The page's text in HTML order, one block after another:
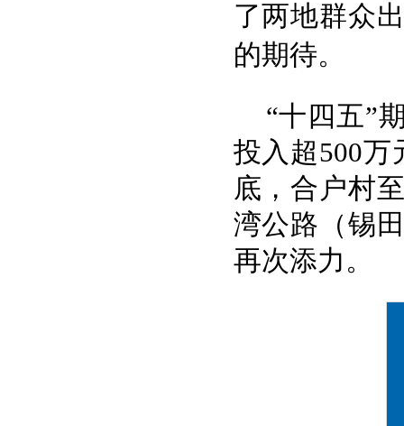
了两地群众
的期待。
“十四五”
投入超500万
底，合户村
湾公路（锡
再次添力。